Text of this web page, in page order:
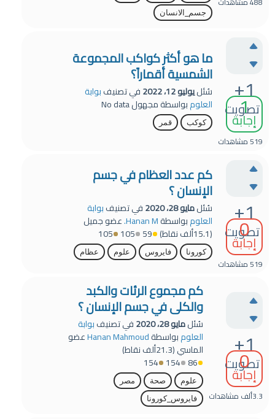
جسم_الانسان
+1
تصويت
1
إجابة
519مشاهدات
ما هو أكثر كواكب المجموعة
الشمسية أقماراً؟
سُئليوليو 12، 2022 في تصنيفبوابة
العلومبواسطةمجهولNo data
كوكب قمر
+1
تصويت
0
إجابة
519مشاهدات
كم عدد العظام في جسم
الإنسان ؟
سُئلمايو 28، 2020 في تصنيفبوابة
العلومبواسطةHanan M. عضو جميل
(15.1ألف نقاط) 59
105
105
كورونا فايروس علوم عظام
+1
تصويت
0
إجابة
3.3ألف مشاهدات
كم مجموع الرئات والكبد
والكلى في جسم الإنسان ؟
سُئلمايو 28، 2020 في تصنيفبوابة
العلومبواسطةHanan Mahmoudعضو
الماسي(21.3ألف
نقاط)
86
154
154
علوم صحة
مصر
فايروس_كورونا